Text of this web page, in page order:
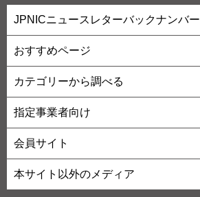
JPNICニュースレターバックナンバー
おすすめページ
カテゴリーから調べる
指定事業者向け
会員サイト
本サイト以外のメディア